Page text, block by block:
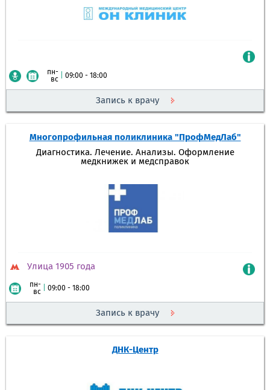
пн-
вс
09:00 - 18:00
Запись к врачу
Многопрофильная поликлиника "ПрофМедЛаб"
Диагностика. Лечение. Анализы. Оформление
медкнижек и медсправок
Улица 1905 года
пн-
вс
09:00 - 18:00
Запись к врачу
ДНК-Центр